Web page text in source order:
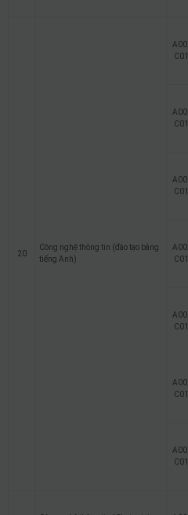
20
Công nghệ thông tin (đào tạo bằng
tiếng Anh)